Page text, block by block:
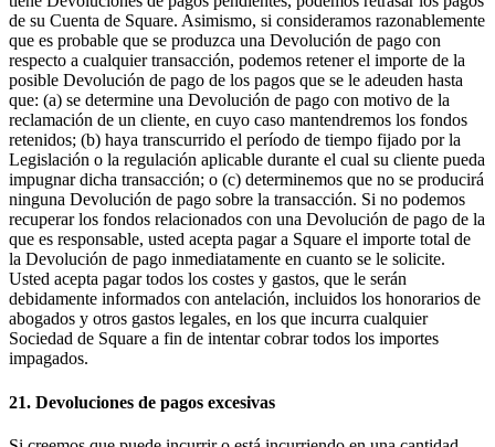
de su Cuenta de Square. Asimismo, si consideramos razonablemente
que es probable que se produzca una Devolución de pago con
respecto a cualquier transacción, podemos retener el importe de la
posible Devolución de pago de los pagos que se le adeuden hasta
que: (a) se determine una Devolución de pago con motivo de la
reclamación de un cliente, en cuyo caso mantendremos los fondos
retenidos; (b) haya transcurrido el período de tiempo fijado por la
Legislación o la regulación aplicable durante el cual su cliente pueda
impugnar dicha transacción; o (c) determinemos que no se producirá
ninguna Devolución de pago sobre la transacción. Si no podemos
recuperar los fondos relacionados con una Devolución de pago de la
que es responsable, usted acepta pagar a Square el importe total de
la Devolución de pago inmediatamente en cuanto se le solicite.
Usted acepta pagar todos los costes y gastos, que le serán
debidamente informados con antelación, incluidos los honorarios de
abogados y otros gastos legales, en los que incurra cualquier
Sociedad de Square a fin de intentar cobrar todos los importes
impagados.
21. Devoluciones de pagos excesivas